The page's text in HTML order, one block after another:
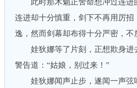
此时那木魈正舍命想冲过连进
连进却十分慎重，剑下不再用厉招
逸，然而剑幕却布得十分严密，不
娃狄娜等了片刻，正想欺身进
警告道：“姑娘，别过来！”
娃狄娜闻声止步，遂闻一声弦